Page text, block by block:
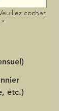
cocher
*
etc.)